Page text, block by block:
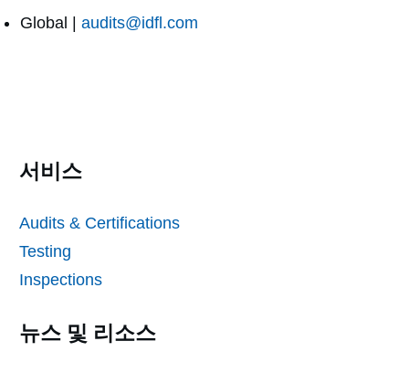
Global | audits@idfl.com
서비스
Audits & Certifications
Testing
Inspections
뉴스 및 리소스